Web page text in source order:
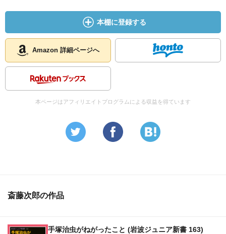
本棚に登録する
Amazon 詳細ページへ
本ページはアフィリエイトプログラムによる収益を得ています
斎藤次郎の作品
手塚治虫がねがったこと (岩波ジュニア新書 163)